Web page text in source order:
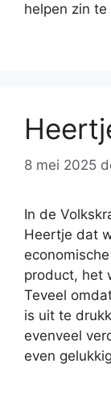
helpen zin
8 mei 2025
In de
Heertje dat
product, het
Teveel
is uit te
evenveel
even